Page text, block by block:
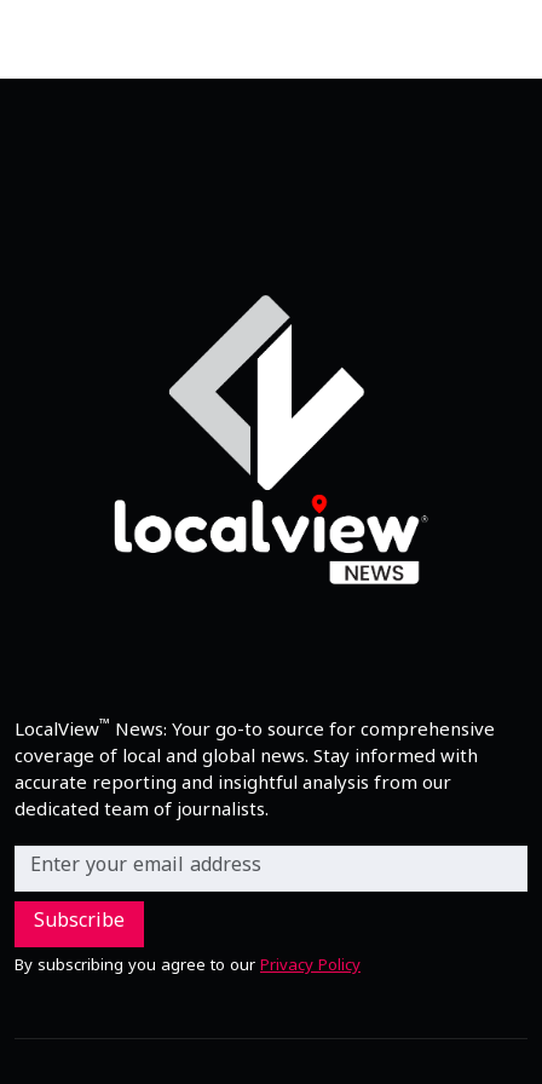
LocalView™ News: Your go-to source for comprehensive
coverage of local and global news. Stay informed with
accurate reporting and insightful analysis from our
dedicated team of journalists.
Subscribe
By subscribing you agree to our Privacy Policy